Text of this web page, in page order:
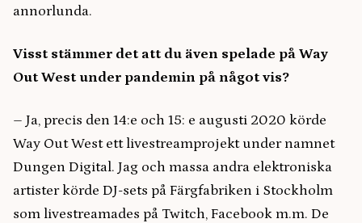
annorlunda.
Visst stämmer det att du även spelade på Way
Out West under pandemin på något vis?
– Ja, precis den 14:e och 15: e augusti 2020 körde
Way Out West ett livestreamprojekt under namnet
Dungen Digital. Jag och massa andra elektroniska
artister körde DJ-sets på Färgfabriken i Stockholm
som livestreamades på Twitch, Facebook m.m. De